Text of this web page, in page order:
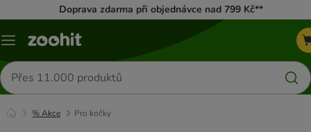
Doprava zdarma při objednávce nad 799 Kč**
Menu
Hledat
produkty
% Akce Pro kočky